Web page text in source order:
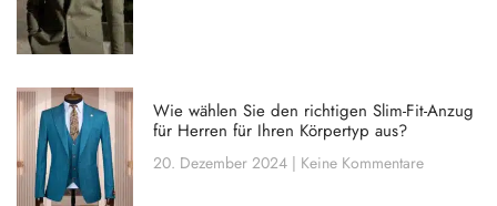
Wie wählen Sie den richtigen Slim-Fit-Anzug
für Herren für Ihren Körpertyp aus?
20. Dezember 2024 Keine Kommentare